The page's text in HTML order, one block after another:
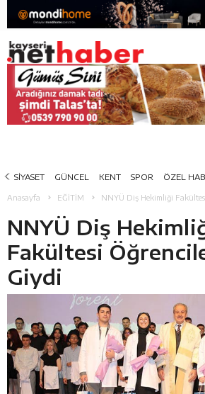
SİYASET GÜNCEL KENT SPOR ÖZEL
Anasayfa EĞİTİM NNYÜ Diş Hekimliği
NNYÜ Diş
Fakültesi
Giydi